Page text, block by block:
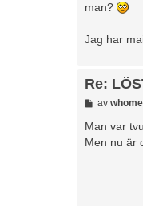
man?
Jag har
Re:
l
g
av whome
Man var
Men nu är